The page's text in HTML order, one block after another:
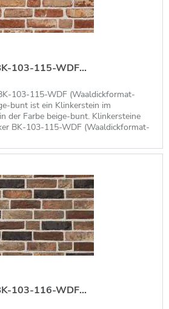
Vandersanden in der virtuellen
Vecto
Toscane Klinker
Antik Klinker von Vandersanden –
Friesenhausoptik
Borkum, Kampen uvm.
Vandersanden Klinkern
von Vandersanden und eigene
Klinkern und Riemchen
von Vandersanden
von Vandersanden Klinkern
103-115-WDF...
103-115-WDF (Waaldickformat-
bunt ist ein Klinkerstein im
der Farbe beige-bunt. Klinkersteine
BK-103-115-WDF (Waaldickformat-
die Maße 215 x 100 x 65 mm (LxBxH),
103-116-WDF...